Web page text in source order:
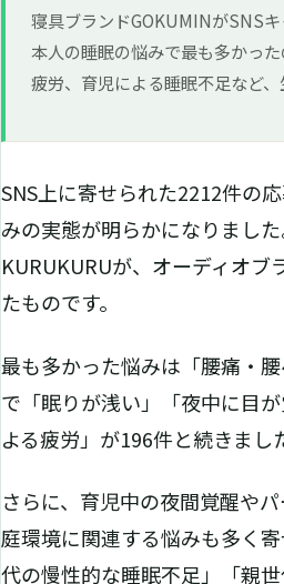
寝具ブランドGOKUMINがSNS
本人の睡眠の悩みで最も多かっ
疲労、育児による睡眠不足など
SNS上に寄せられた2212件の
みの実態が明らかになりまし
KURUKURUが、オーディオ
たものです。
最も多かった悩みは「腰痛・
で「眠りが浅い」「夜中に目
よる疲労」が196件と続きまし
さらに、育児中の夜間覚醒や
庭環境に関連する悩みも多く
代の慢性的な睡眠不足」「親